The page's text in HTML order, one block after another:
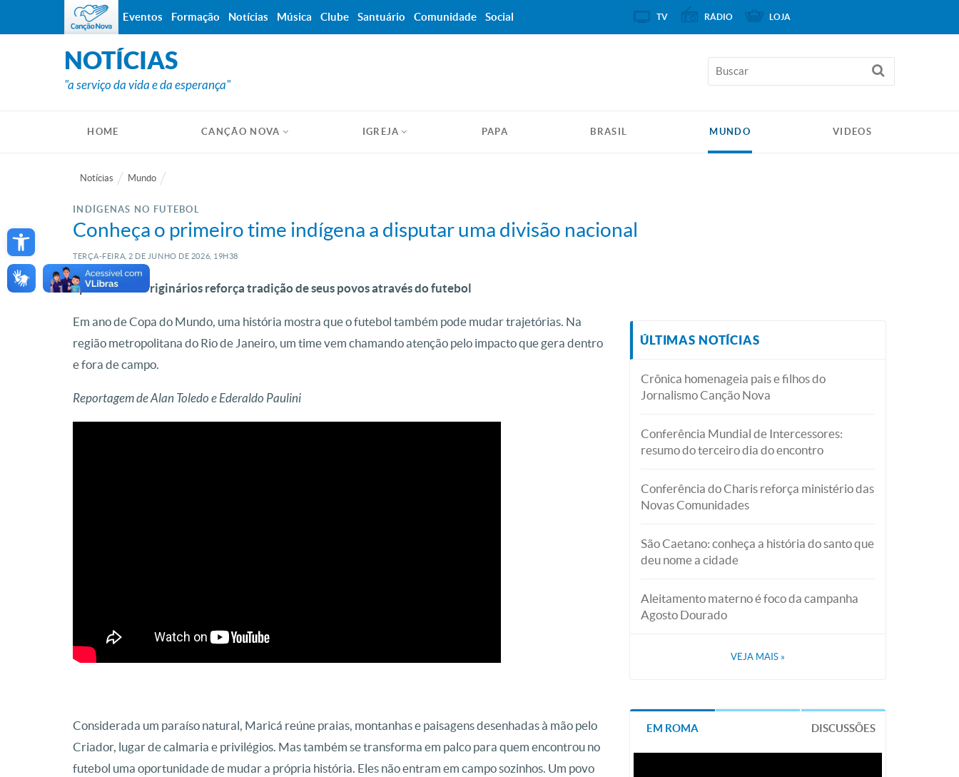
Open toolbar
NOTÍCIAS
"a serviço da vida e da esperança"
HOME CANÇÃO NOVA IGREJA PAPA BRASIL MUNDO VIDEOS
Notícias Mundo
INDÍGENAS NO FUTEBOL
Conheça o primeiro time indígena a disputar uma divisão nacional
TERÇA-FEIRA, 2 DE JUNHO DE 2026, 19H38
Sport Clube Originários reforça tradição de seus povos através do futebol
Em ano de Copa do Mundo, uma história mostra que o futebol também pode mudar trajetórias. Na
região metropolitana do Rio de Janeiro, um time vem chamando atenção pelo impacto que gera dentro
e fora de campo.
Reportagem de Alan Toledo e Ederaldo Paulini
Considerada um paraíso natural, Maricá reúne praias, montanhas e paisagens desenhadas à mão pelo
Criador, lugar de calmaria e privilégios. Mas também se transforma em palco para quem encontrou no
futebol uma oportunidade de mudar a própria história. Eles não entram em campo sozinhos. Um povo
ÚLTIMAS NOTÍCIAS
Crônica homenageia pais e filhos do
Jornalismo Canção Nova
Conferência Mundial de Intercessores:
resumo do terceiro dia do encontro
Conferência do Charis reforça ministério das
Novas Comunidades
São Caetano: conheça a história do santo que
deu nome a cidade
Aleitamento materno é foco da campanha
Agosto Dourado
VEJA MAIS »
EM ROMA DISCUSSÕES
Eventos Formação Notícias Música Clube Santuário Comunidade Social TV RÁDIO LOJA